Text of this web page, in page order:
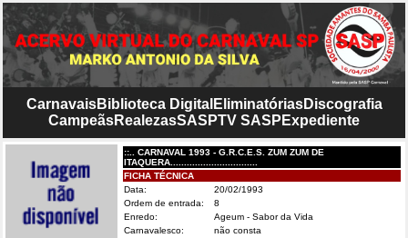
CarnavaisBiblioteca Digital EliminatóriasDiscografia
CampeãsRealezasSASPTV SASP Expediente
::.. CARNAVAL 1993 - G.R.C.E.S. ZUM ZUM DE
ITAQUERA................................
FICHA TÉCNICA
Data:
20/02/1993
Ordem de entrada:
8
Enredo:
Ageum - Sabor da Vida
Carnavalesco:
não consta